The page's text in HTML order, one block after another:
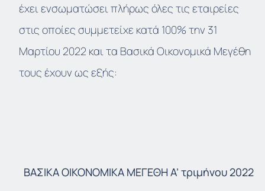
έχει ενσωματώσει πλήρως όλες τις εταιρείες
στις οποίες συμμετείχε κατά 100% την 31
Μαρτίου 2022 και τα Βασικά Οικονομικά Μεγέθη
τους έχουν ως εξής:
ΒΑΣΙΚΑΟΙΚΟΝΟΜΙΚΑ ΜΕΓΕΘΗ A’ τριμήνου 2022